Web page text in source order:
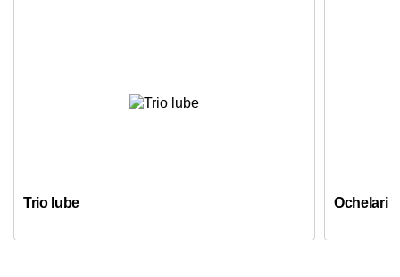
Trio lube Ochelari